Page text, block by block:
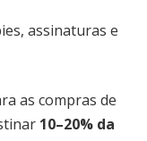
assinaturas e
as compras de
10–20% da